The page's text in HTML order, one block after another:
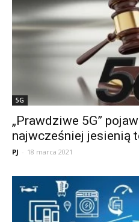
5G
„Prawdziwe 5G”
najwcześniej jesienią
PJ - 18 marca 2021